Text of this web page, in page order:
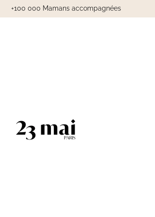
+100 000 Mamans accompagnées
23 Mai Paris